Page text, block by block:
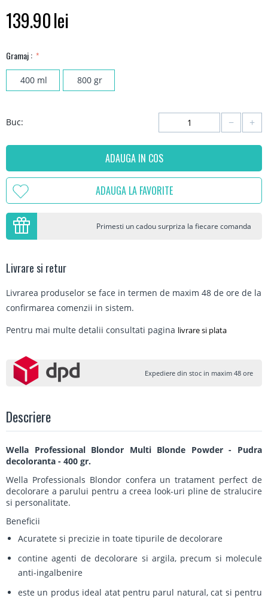
139.90lei
Gramaj :
400 ml 800 gr
Buc: +
−
ADAUGA IN COS
ADAUGA LA FAVORITE
Primesti un cadou surpriza la fiecare comanda
Livrare si retur
Livrarea produselor se face in termen de maxim 48 de ore de la
confirmarea comenzii in sistem.
Pentru mai multe detalii consultati pagina livrare si plata
Expediere din stoc in maxim 48 ore
Descriere
Wella Professional Blondor Multi Blonde Powder - Pudra
decoloranta - 400 gr.
Wella Professionals Blondor confera un tratament perfect de
decolorare a parului pentru a creea look-uri pline de stralucire
si personalitate.
Beneficii
Acuratete si precizie in toate tipurile de decolorare
contine agenti de decolorare si argila, precum si molecule
anti-ingalbenire
este un produs ideal atat pentru parul natural, cat si pentru